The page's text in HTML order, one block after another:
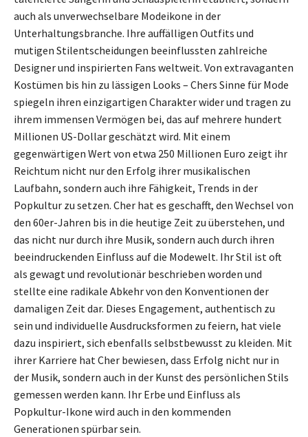
auch als unverwechselbare Modeikone in der
Unterhaltungsbranche. Ihre auffälligen Outfits und
mutigen Stilentscheidungen beeinflussten zahlreiche
Designer und inspirierten Fans weltweit. Von extravaganten
Kostümen bis hin zu lässigen Looks – Chers Sinne für Mode
spiegeln ihren einzigartigen Charakter wider und tragen zu
ihrem immensen Vermögen bei, das auf mehrere hundert
Millionen US-Dollar geschätzt wird. Mit einem
gegenwärtigen Wert von etwa 250 Millionen Euro zeigt ihr
Reichtum nicht nur den Erfolg ihrer musikalischen
Laufbahn, sondern auch ihre Fähigkeit, Trends in der
Popkultur zu setzen. Cher hat es geschafft, den Wechsel von
den 60er-Jahren bis in die heutige Zeit zu überstehen, und
das nicht nur durch ihre Musik, sondern auch durch ihren
beeindruckenden Einfluss auf die Modewelt. Ihr Stil ist oft
als gewagt und revolutionär beschrieben worden und
stellte eine radikale Abkehr von den Konventionen der
damaligen Zeit dar. Dieses Engagement, authentisch zu
sein und individuelle Ausdrucksformen zu feiern, hat viele
dazu inspiriert, sich ebenfalls selbstbewusst zu kleiden. Mit
ihrer Karriere hat Cher bewiesen, dass Erfolg nicht nur in
der Musik, sondern auch in der Kunst des persönlichen Stils
gemessen werden kann. Ihr Erbe und Einfluss als
Popkultur-Ikone wird auch in den kommenden
Generationen spürbar sein.